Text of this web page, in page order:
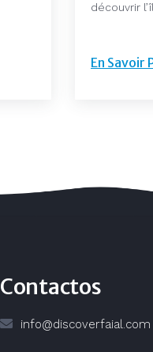
découvrir
En Savoir
Contactos
info@discoverfaial.com